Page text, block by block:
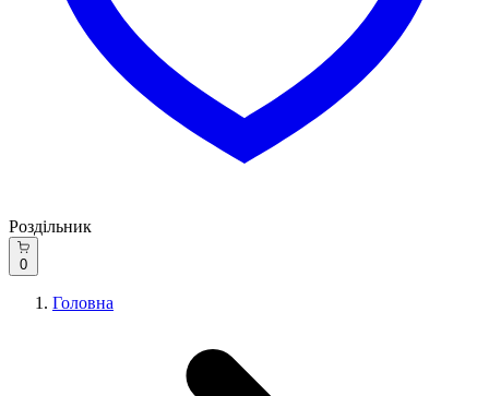
Роздільник
0
Головна